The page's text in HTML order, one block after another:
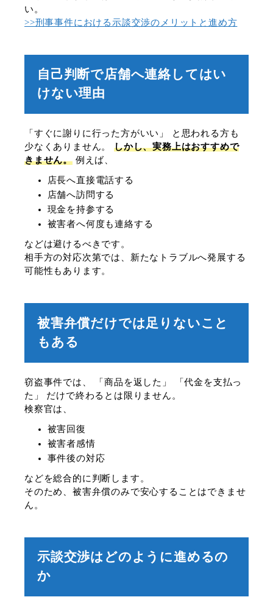
い。
>>刑事事件における示談交渉のメリットと進め方
自己判断で店舗へ連絡してはい
けない理由
「すぐに謝りに行った方がいい」 と思われる方も
少なくありません。 しかし、実務上はおすすめで
きません。 例えば、
店長へ直接電話する
店舗へ訪問する
現金を持参する
被害者へ何度も連絡する
などは避けるべきです。
相手方の対応次第では、新たなトラブルへ発展する
可能性もあります。
被害弁償だけでは足りないこと
もある
窃盗事件では、 「商品を返した」 「代金を支払っ
た」 だけで終わるとは限りません。
検察官は、
被害回復
被害者感情
事件後の対応
などを総合的に判断します。
そのため、被害弁償のみで安心することはできませ
ん。
示談交渉はどのように進めるの
か